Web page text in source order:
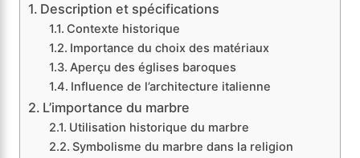
Description et spécifications
Contexte historique
Importance du choix des matériaux
Aperçu des églises baroques
Influence de l’architecture italienne
L’importance du marbre
Utilisation historique du marbre
Symbolisme du marbre dans la religion